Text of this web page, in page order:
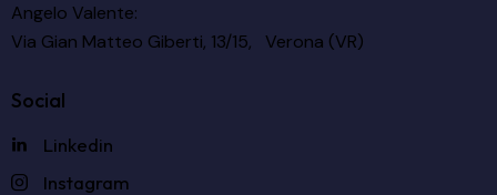
Angelo Valente:
Via Gian Matteo Giberti, 13/15, Verona (VR)
Social
Linkedin
Instagram